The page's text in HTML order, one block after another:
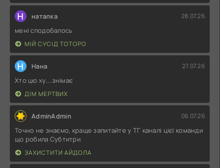
Н наталка 28.07.26
мені сподобалось
МІЙ СУСІД ТОТОРО
Н Нана 27.07.26
Хто цю ху....знімає
ДІМ МЕРТВИХ
AdminAdmin 06.07.26
Точно не знаємо, краще запитайте у ТГ каналі цієї команди
що робила Субтитри
ЗАХИСТИТИ АЙДОЛА